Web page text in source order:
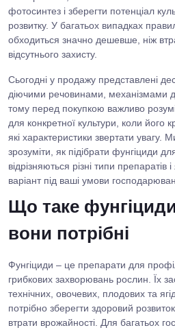
фотосинтез і зберегти потенціал
розвитку. У багатьох випадках
обходиться значно дешевше, ніж
відсутнього захисту.
Сьогодні у продажу представлені
діючими речовинами, механізмами
тому перед покупкою важливо
для конкретної культури, коли його
які характеристики звертати
зрозуміти, як підібрати фунгіциди
відрізняються різні типи
варіант під ваші умови
Що таке
вони потрібні
Фунгіциди – це препарати для
грибкових захворювань рослин. Їх
технічних, овочевих, плодових та
потрібно зберегти здоровий
втрати врожайності. Для багатьох